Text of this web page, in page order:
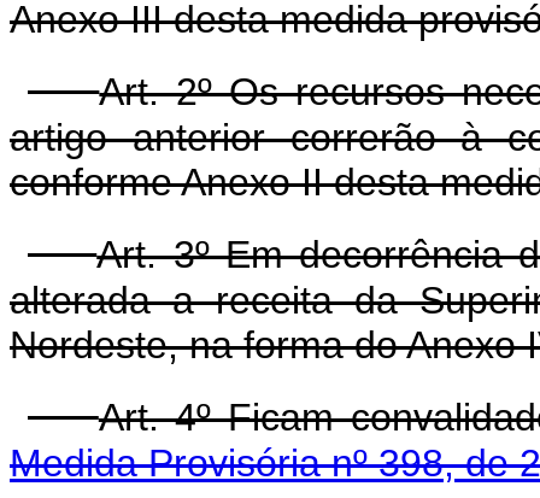
Anexo III desta medida
Art. 2º Os recursos
artigo anterior correrão à
conforme Anexo II desta
Art. 3º Em decorrência
alterada a receita da
Nordeste, na forma do Anexo
Art. 4º Ficam
Medida Provisória nº 398, de